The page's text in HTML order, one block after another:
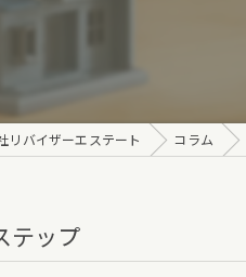
リバイザーエステート コラム
テップ